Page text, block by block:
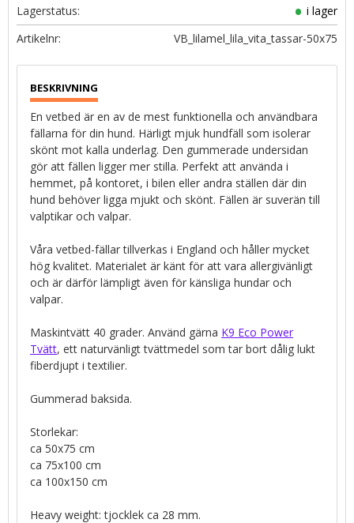
Lagerstatus
i lager
Artikelnr
VB_lilamel_lila_vita_tassar-50x75
En vetbed är en av de mest funktionella och användbara
fällarna för din hund. Härligt mjuk hundfäll som isolerar
skönt mot kalla underlag. Den gummerade undersidan
gör att fällen ligger mer stilla. Perfekt att använda i
hemmet, på kontoret, i bilen eller andra ställen där din
hund behöver ligga mjukt och skönt. Fällen är suverän till
valptikar och valpar.
Våra vetbed-fällar tillverkas i England och håller mycket
hög kvalitet. Materialet är känt för att vara allergivänligt
och är därför lämpligt även för känsliga hundar och
valpar.
Maskintvätt 40 grader. Använd gärna K9 Eco Power
Tvätt, ett naturvänligt tvättmedel som tar bort dålig lukt
fiberdjupt i textilier.
Gummerad baksida.
Storlekar:
ca 50x75 cm
ca 75x100 cm
ca 100x150 cm
Heavy weight: tjocklek ca 28 mm.